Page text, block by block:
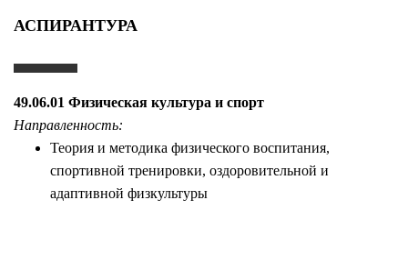
АСПИРАНТУРА
49.06.01 Физическая культура и спорт
Направленность:
Теория и методика физического воспитания,
спортивной тренировки, оздоровительной и
адаптивной физкультуры